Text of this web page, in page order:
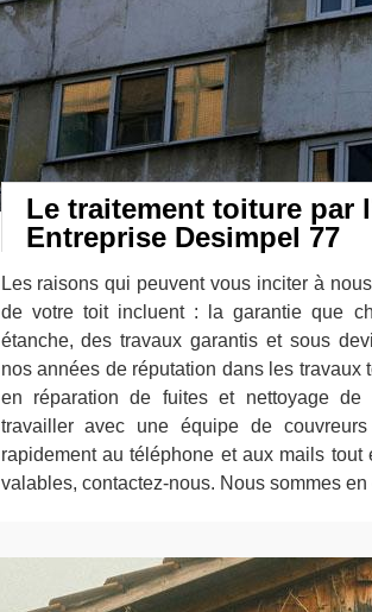
Le traitement toiture par
Entreprise Desimpel 77
Les raisons qui peuvent vous inciter à
de votre toit incluent : la garantie que
étanche, des travaux garantis et sous
nos années de réputation dans les travaux
en réparation de fuites et nettoyage de
travailler avec une équipe de
rapidement au téléphone et aux mails tout
valables, contactez-nous. Nous sommes